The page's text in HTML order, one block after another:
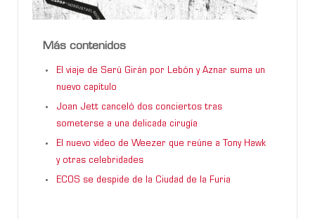
Más contenidos
El viaje de Serú Girán por Lebón y Aznar suma un
nuevo capítulo
Joan Jett canceló dos conciertos tras
someterse a una delicada cirugía
El nuevo video de Weezer que reúne a Tony Hawk
y otras celebridades
ECOS se despide de la Ciudad de la Furia